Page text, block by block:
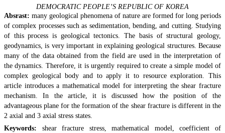
DEMOCRATIC PEOPLE’S REPUBLIC OF KOREA
Absrast: many geological phenomena of nature are formed for long periods
of complex processes such as sedimentation, bending, and cutting. Studying
of this process is geological tectonics. The basis of structural geology,
geodynamics, is very important in explaining geological structures. Because
many of the data obtained from the field are used in the interpretation of
the dynamics. Therefore, it is urgently required to create a simple model of
complex geological body and to apply it to resource exploration. This
article introduces a mathematical model for interpreting the shear fracture
mechanism. In the article, it is discussed how the position of the
advantageous plane for the formation of the shear fracture is different in the
2 axial and 3 axial stress states.
Keywords: shear fracture stress, mathematical model, coefficient of